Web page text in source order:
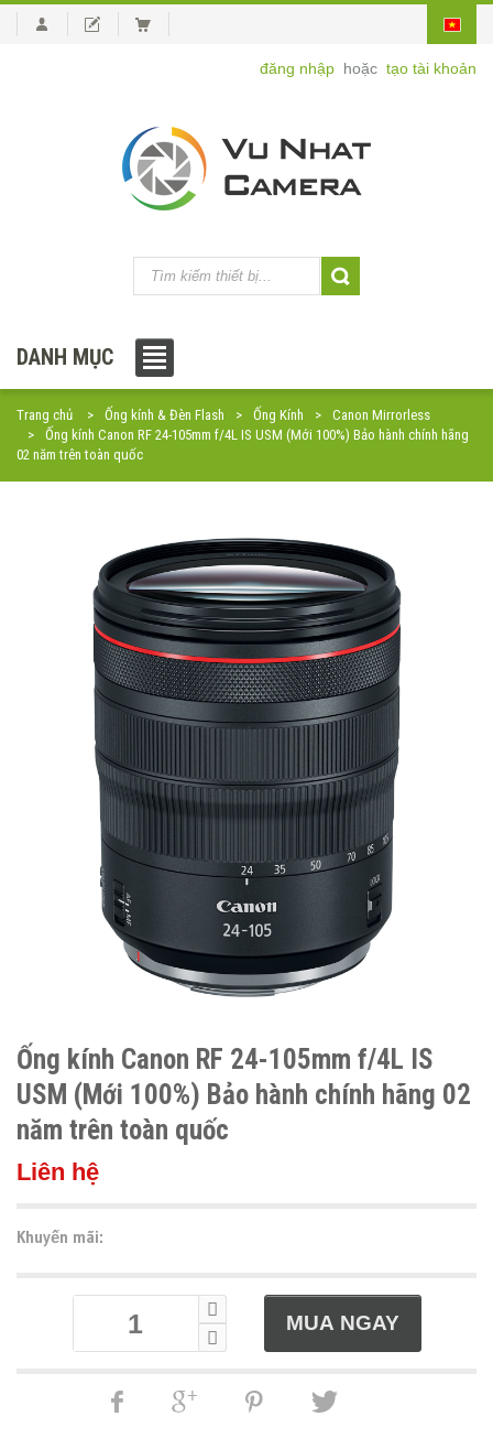
đăng nhập hoặc tạo tài khoản
DANH MỤC
Trang chủ Ống kính & Đèn Flash Ống Kính
Canon Mirrorless
Ống kính Canon RF 24-105mm f/4L IS USM (Mới 100%) Bảo hành chính hãng
02 năm trên toàn quốc
Ống kính Canon RF 24-105mm f/4L IS
USM (Mới 100%) Bảo hành chính hãng 02
năm trên toàn quốc
Liên hệ
Khuyến mãi: